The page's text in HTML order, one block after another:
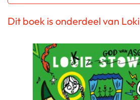
Dit boek is onderdeel van Loki